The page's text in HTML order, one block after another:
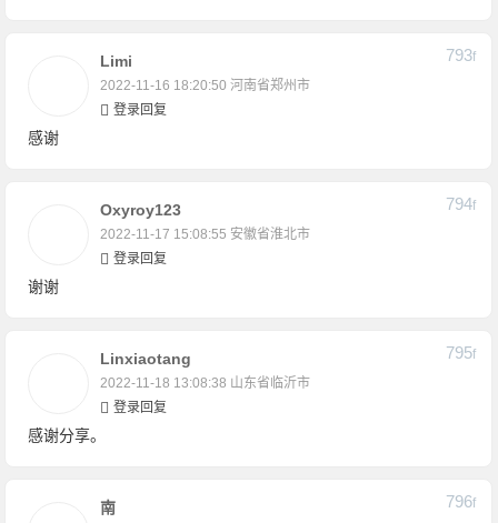
Limi
2022-11-16 18:20:50 河南省郑州市
793F
登录回复
感谢
Oxyroy123
2022-11-17 15:08:55 安徽省淮北市
794F
登录回复
谢谢
Linxiaotang
2022-11-18 13:08:38 山东省临沂市
795F
登录回复
感谢分享。
南 796F